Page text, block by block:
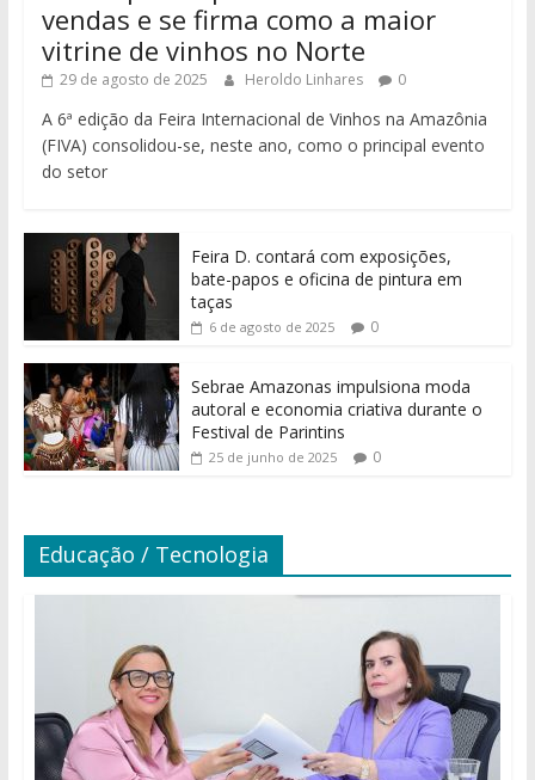
vendas e se firma como a maior
vitrine de vinhos no Norte
29 de agosto de 2025 Heroldo Linhares 0
A 6ª edição da Feira Internacional de Vinhos na Amazônia
(FIVA) consolidou-se, neste ano, como o principal evento
do setor
Feira D. contará com exposições,
bate-papos e oficina de pintura em
taças
6 de agosto de 2025 0
Sebrae Amazonas impulsiona moda
autoral e economia criativa durante o
Festival de Parintins
25 de junho de 2025 0
Educação / Tecnologia